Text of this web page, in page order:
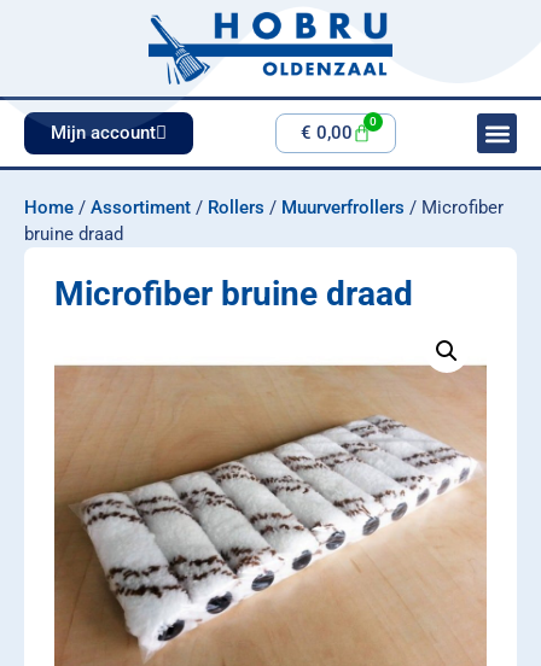
Mijn account € 0,00
0
Home / Assortiment / Rollers / Muurverfrollers / Microfiber
bruine draad
Microfiber bruine draad